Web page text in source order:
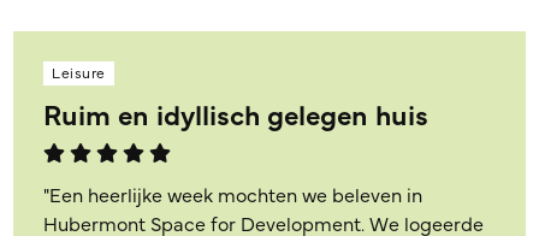
Leisure
Ruim en idyllisch gelegen huis
"Een heerlijke week mochten we beleven in
Hubermont Space for Development. We logeerde